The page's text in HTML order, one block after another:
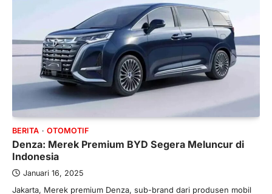
BERITA OTOMOTIF
Denza: Merek Premium BYD Segera Meluncur di
Indonesia
Januari 16, 2025
Jakarta, Merek premium Denza, sub-brand dari produsen mobil